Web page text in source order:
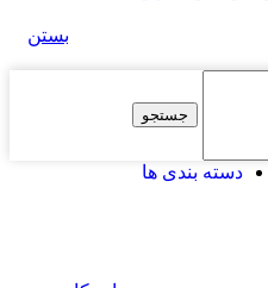
بستن
جستجو
دسته بندی ها